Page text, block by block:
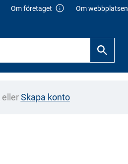
Om företaget Om webbplatsen
ellerSkapa konto